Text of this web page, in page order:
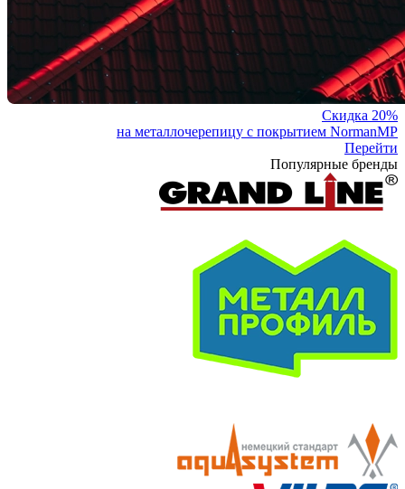
Скидка 20%
на металлочерепицу с покрытием NormanMP
Перейти
Популярные бренды